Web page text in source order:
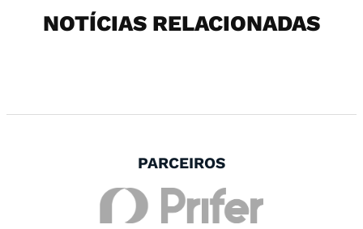
NOTÍCIAS RELACIONADAS
PARCEIROS